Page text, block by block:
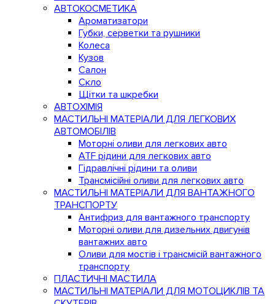
АВТОКОСМЕТИКА
Ароматизатори
Губки, серветки та рушники
Колеса
Кузов
Салон
Скло
Щітки та шкребки
АВТОХІМІЯ
МАСТИЛЬНІ МАТЕРІАЛИ ДЛЯ ЛЕГКОВИХ
АВТОМОБІЛІВ
Моторні оливи для легкових авто
ATF рідини для легкових авто
Гідравлічні рідини та оливи
Трансмісійні оливи для легкових авто
МАСТИЛЬНІ МАТЕРІАЛИ ДЛЯ ВАНТАЖНОГО
ТРАНСПОРТУ
Антифриз для вантажного транспорту
Моторні оливи для дизельних двигунів
вантажних авто
Оливи для мостів і трансмісій вантажного
транспорту
ПЛАСТИЧНІ МАСТИЛА
МАСТИЛЬНІ МАТЕРІАЛИ ДЛЯ МОТОЦИКЛІВ ТА